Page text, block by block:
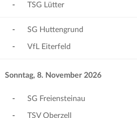
- TSG Lütter
-
-
SG Huttengrund
VfL Eiterfeld
Sonntag, 8. November 2026
-
-
SG Freiensteinau
TSV Oberzell